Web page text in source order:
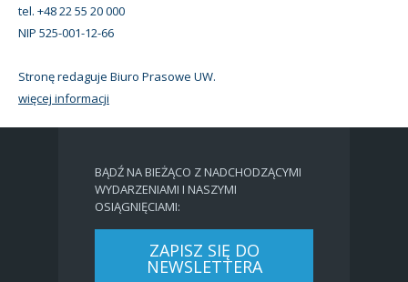
tel. +48 22 55 20 000
NIP 525-001-12-66
Stronę redaguje Biuro Prasowe UW.
więcej informacji
BĄDŹ NA BIEŻĄCO Z NADCHODZĄCYMI
WYDARZENIAMI I NASZYMI
OSIĄGNIĘCIAMI:
ZAPISZ SIĘ DO
NEWSLETTERA